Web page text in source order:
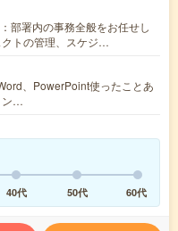
部署内の事務全般をお任せし
クトの管理、スケジ…
、PowerPoint使ったことあ
ン…
40代 50代 60代